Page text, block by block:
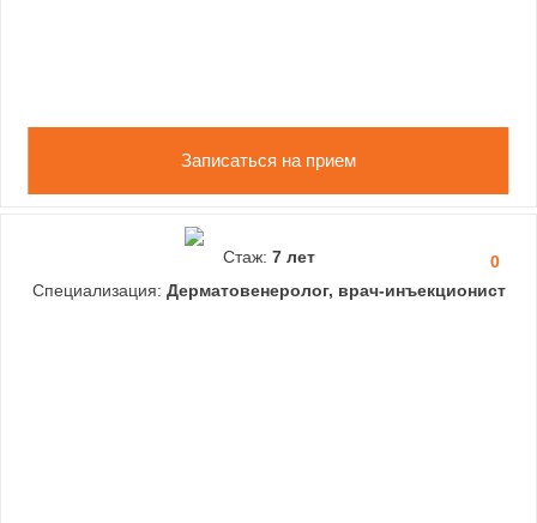
Записаться на прием
0
Стаж: 7 лет
Специализация: Дерматовенеролог, врач-инъекционист